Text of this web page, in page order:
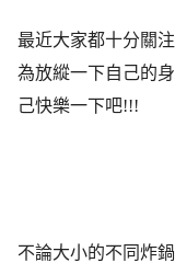
最近大家都十分關
為放縱一下自己的
己快樂一下吧!!!
不論大小的不同炸